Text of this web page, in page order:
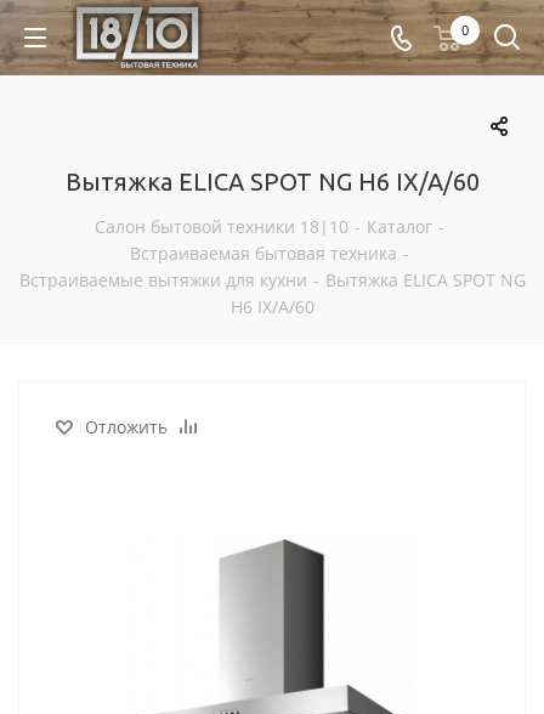
0
Вытяжка ELICA SPOT NG H6 IX/A/60
Салон бытовой техники 18|10 - Каталог -
Встраиваемая бытовая техника -
Встраиваемые вытяжки для кухни - Вытяжка ELICA SPOT NG
H6 IX/A/60
Отложить